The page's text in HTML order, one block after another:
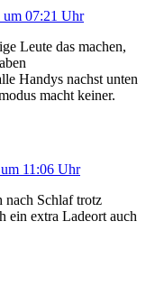
um 07:21 Uhr
Leute das machen,
Handys nachst unten
macht keiner.
11:06 Uhr
nach Schlaf trotz
ein extra Ladeort auch